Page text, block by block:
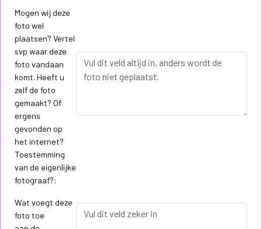
Mogen wij deze
foto wel
plaatsen? Vertel
svp waar deze
foto vandaan
komt. Heeft u
zelf de foto
gemaakt? Of
ergens
gevonden op
het internet?
Toestemming
van de eigenlijke
fotograaf?:
Wat voegt deze
foto toe